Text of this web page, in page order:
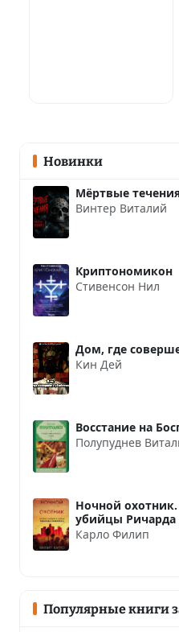
Новинки
Мёртвые
Винтер Виталий
Криптономикон
Стивенсон Нил
Дом, где
Кин Дей
Восстание на
Полупуднев
Ночной
убийцы Ричарда
Карло Филип
Популярные книги